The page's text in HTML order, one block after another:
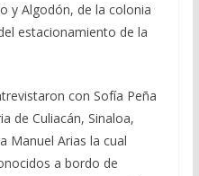
y Algodón, de la colonia
estacionamiento de la
con Sofía Peña
de Culiacán, Sinaloa,
Manuel Arias la cual
a bordo de